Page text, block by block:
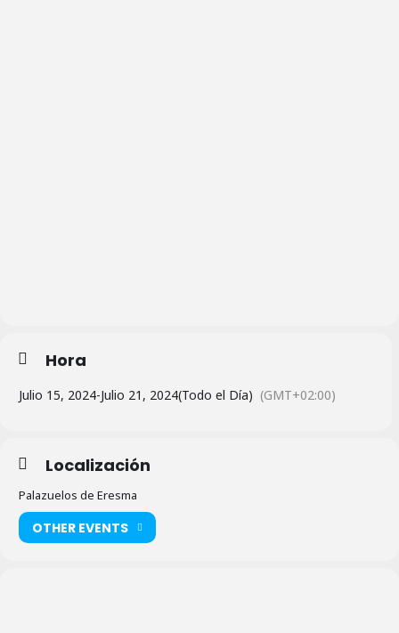
Hora
Julio 15, 2024-Julio 21, 2024(Todo el Día) (GMT+02:00)
Localización
Palazuelos de Eresma
OTHER EVENTS